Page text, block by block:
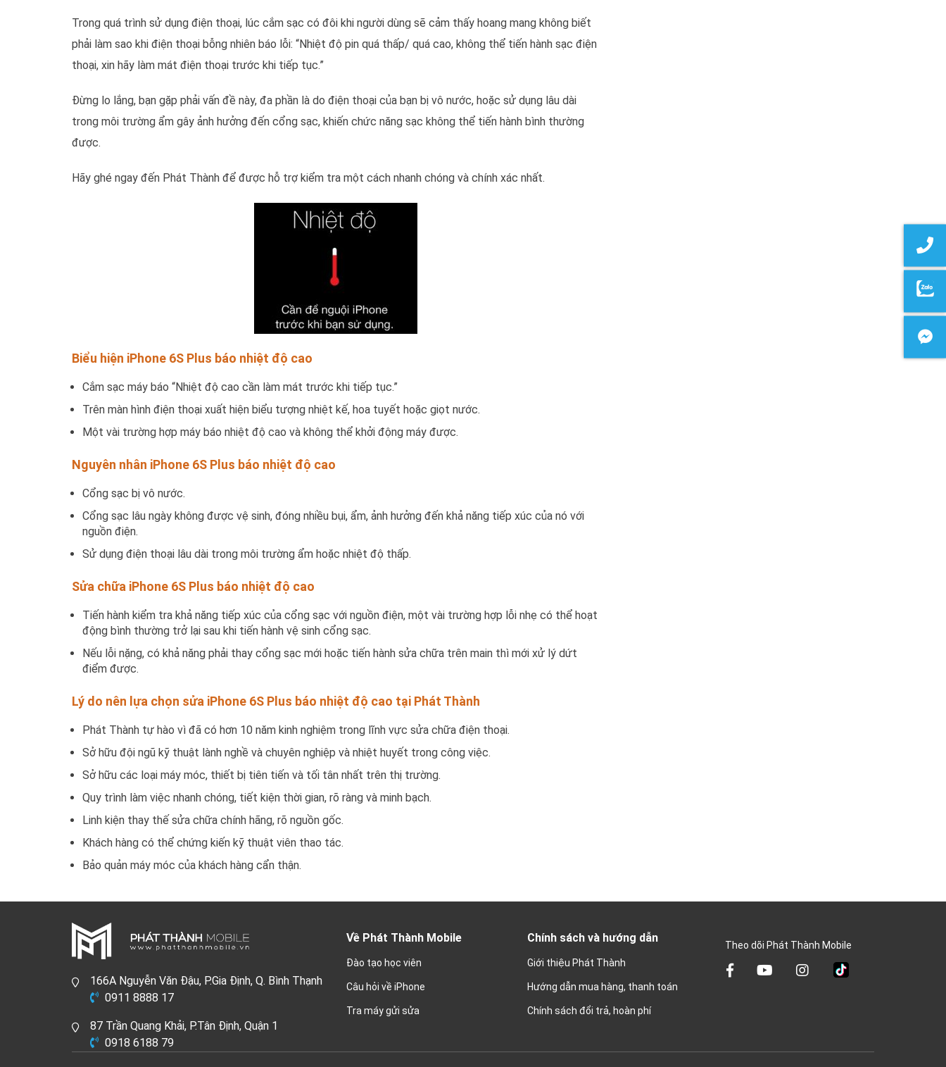
Trong quá trình sử dụng điện thoại, lúc cắm sạc có đôi khi người dùng sẽ cảm thấy hoang mang không biết
phải làm sao khi điện thoại bỗng nhiên báo lỗi: “Nhiệt độ pin quá thấp/ quá cao, không thể tiến hành sạc điện
thoại, xin hãy làm mát điện thoại trước khi tiếp tục.”
Đừng lo lắng, bạn gặp phải vấn đề này, đa phần là do điện thoại của bạn bị vô nước, hoặc sử dụng lâu dài
trong môi trường ẩm gây ảnh hưởng đến cổng sạc, khiến chức năng sạc không thể tiến hành bình thường
được.
Hãy ghé ngay đến Phát Thành để được hỗ trợ kiểm tra một cách nhanh chóng và chính xác nhất.
Biểu hiện iPhone 6S Plus báo nhiệt độ cao
Cắm sạc máy báo “Nhiệt độ cao cần làm mát trước khi tiếp tục.”
Trên màn hình điện thoại xuất hiện biểu tượng nhiệt kế, hoa tuyết hoặc giọt nước.
Một vài trường hợp máy báo nhiệt độ cao và không thể khởi động máy được.
Nguyên nhân iPhone 6S Plus báo nhiệt độ cao
Cổng sạc bị vô nước.
Cổng sạc lâu ngày không được vệ sinh, đóng nhiều bụi, ẩm, ảnh hưởng đến khả năng tiếp xúc của nó với
nguồn điện.
Sử dụng điện thoại lâu dài trong môi trường ẩm hoặc nhiệt độ thấp.
Sửa chữa iPhone 6S Plus báo nhiệt độ cao
Tiến hành kiểm tra khả năng tiếp xúc của cổng sạc với nguồn điện, một vài trường hợp lỗi nhẹ có thể hoạt
động bình thường trở lại sau khi tiến hành vệ sinh cổng sạc.
Nếu lỗi nặng, có khả năng phải thay cổng sạc mới hoặc tiến hành sửa chữa trên main thì mới xử lý dứt
điểm được.
Lý do nên lựa chọn sửa iPhone 6S Plus báo nhiệt độ cao tại Phát Thành
Phát Thành tự hào vì đã có hơn 10 năm kinh nghiệm trong lĩnh vực sửa chữa điện thoại.
Sở hữu đội ngũ kỹ thuật lành nghề và chuyên nghiệp và nhiệt huyết trong công việc.
Sở hữu các loại máy móc, thiết bị tiên tiến và tối tân nhất trên thị trường.
Quy trình làm việc nhanh chóng, tiết kiện thời gian, rõ ràng và minh bạch.
Linh kiện thay thế sửa chữa chính hãng, rõ nguồn gốc.
Khách hàng có thể chứng kiến kỹ thuật viên thao tác.
Bảo quản máy móc của khách hàng cẩn thận.
166A Nguyễn Văn Đậu, P.Gia Định, Q. Bình Thạnh
0911 8888 17
87 Trần Quang Khải, P.Tân Định, Quận 1
0918 6188 79
Về Phát Thành Mobile
Đào tạo học viên
Câu hỏi về iPhone
Tra máy gửi sửa
Chính sách và hướng dẫn
Giới thiệu Phát Thành
Hướng dẫn mua hàng, thanh toán
Chính sách đổi trả, hoàn phí
Theo dõi Phát Thành Mobile